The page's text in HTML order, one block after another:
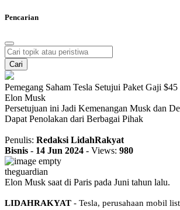
Pencarian
Cari
Pemegang Saham Tesla Setujui Paket Gaji
Elon Musk
Persetujuan ini Jadi Kemenangan Musk dan
Dapat Penolakan dari Berbagai Pihak
Penulis: Redaksi LidahRakyat
Bisnis - 14 Jun 2024 - Views: 980
theguardian
Elon Musk saat di Paris pada Juni tahun lalu.
LIDAHRAKYAT - Tesla, perusahaan mobil